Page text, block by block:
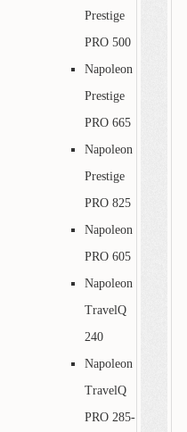
Prestige
PRO 500
Napoleon
Prestige
PRO 665
Napoleon
Prestige
PRO 825
Napoleon
PRO 605
Napoleon
TravelQ
240
Napoleon
TravelQ
PRO 285-